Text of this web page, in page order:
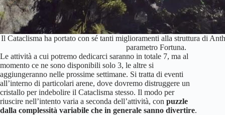
Il Cataclisma ha portato con sé tanti miglioramenti alla struttura di
parametro Fortuna.
Le attività a cui potremo dedicarci saranno in totale 7, ma al
momento ce ne sono disponibili solo 3, le altre si
aggiungeranno nelle prossime settimane. Si tratta di eventi
all’interno di particolari arene, dove dovremo distruggere un
cristallo per indebolire il Cataclisma stesso. Il modo per
riuscire nell’intento varia a seconda dell’attività, con puzzle
dalla complessità variabile che in generale sanno divertire.